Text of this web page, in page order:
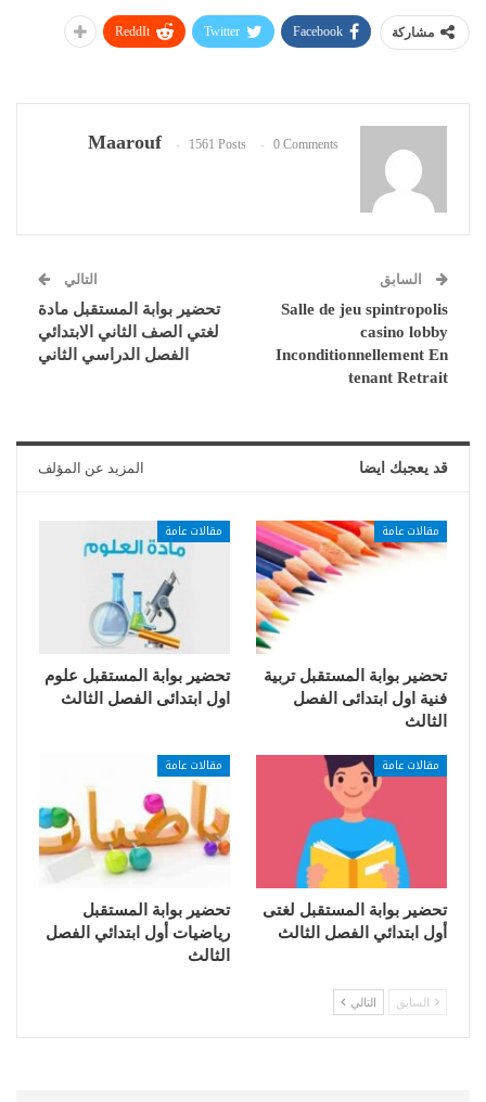
مشاركة Facebook
Twitter
ReddIt
Maarouf 1561 Posts 0 Comments
السابق
Salle de jeu spintropolis
casino lobby
Inconditionnellement En
tenant Retrait
التالي
تحضير بوابة المستقبل مادة
لغتي الصف الثاني الابتدائي
الفصل الدراسي الثاني
قد يعجبك ايضا المزيد عن المؤلف
مقالات عامة
تحضير بوابة المستقبل تربية
فنية اول ابتدائى الفصل
الثالث
مقالات عامة
تحضير بوابة المستقبل علوم
اول ابتدائى الفصل الثالث
مقالات عامة
تحضير بوابة المستقبل لغتى
أول ابتدائي الفصل الثالث
مقالات عامة
تحضير بوابة المستقبل
رياضيات أول ابتدائي الفصل
الثالث
السابق التالي